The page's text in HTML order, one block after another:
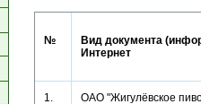
№
Вид документа
Интернет
1.
ОАО "Жигулёвское